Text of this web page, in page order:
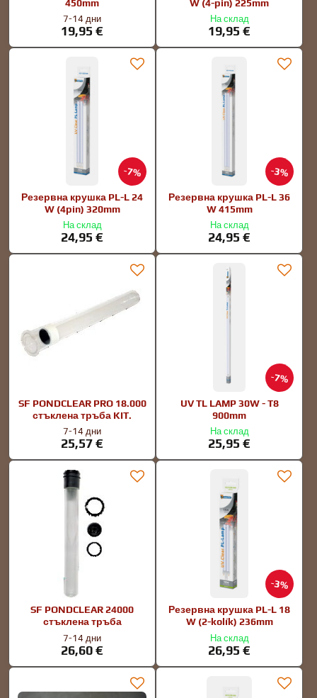
450mm
7-14 дни
19,95 €
W (4-pin) 225mm
На склад
19,95 €
7%
Резервна крушка PL-L 24
W (4pin) 320mm
На склад
24,95 €
3%
Резервна крушка PL-L 36
W 415mm
На склад
24,95 €
SF PONDCLEAR PRO 18.000
стъклена тръба KIT.
7-14 дни
25,57 €
7%
UV TL LAMP 30W - T8
900mm
На склад
25,95 €
SF PONDCLEAR 24000
стъклена тръба
7-14 дни
26,60 €
3%
Резервна крушка PL-L 18
W (2-kolík) 236mm
На склад
26,95 €